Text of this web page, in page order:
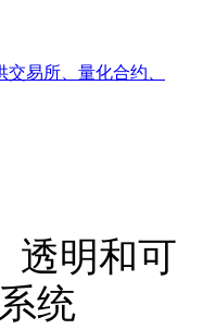
易所、量化合约、
透明和可
统